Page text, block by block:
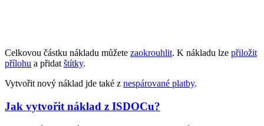
Celkovou částku nákladu můžete zaokrouhlit. K nákladu lze přiložit
přílohu a přidat štítky.
Vytvořit nový náklad jde také z nespárované platby.
Jak vytvořit náklad z ISDOCu?